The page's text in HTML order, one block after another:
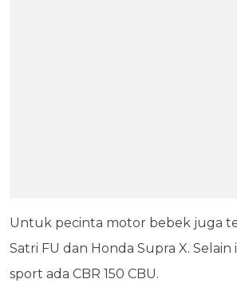
Untuk pecinta motor bebek juga
Satri FU dan Honda Supra X.
sport ada CBR 150 CBU.